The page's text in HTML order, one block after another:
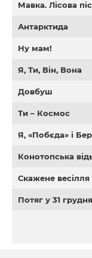
Мавка. Лісова
Антарктида
Ну мам!
Я, Ти, Він, Вона
Довбуш
Ти – Космос
Я, «Побєда» і
Конотопська
Скажене весілля
Потяг у 31 грудня